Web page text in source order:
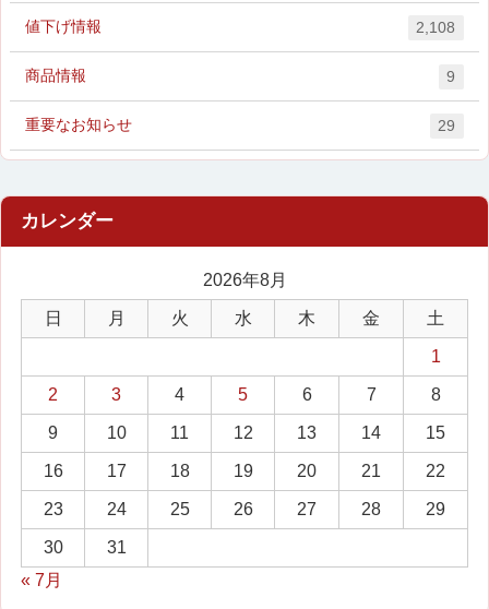
値下げ情報 2,108
商品情報 9
重要なお知らせ 29
2026年8月
日 月 火 水 木 金 土
1
2 3 4 5 6 7 8
9 10 11 12 13 14 15
16 17 18 19 20 21 22
23 24 25 26 27 28 29
30
31
« 7月